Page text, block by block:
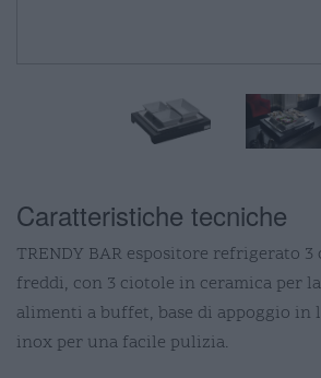
Caratteristiche tecniche
TRENDY BAR espositore refrigerato
freddi, con 3 ciotole in ceramica per
alimenti a buffet, base di appoggio in
inox per una facile pulizia.